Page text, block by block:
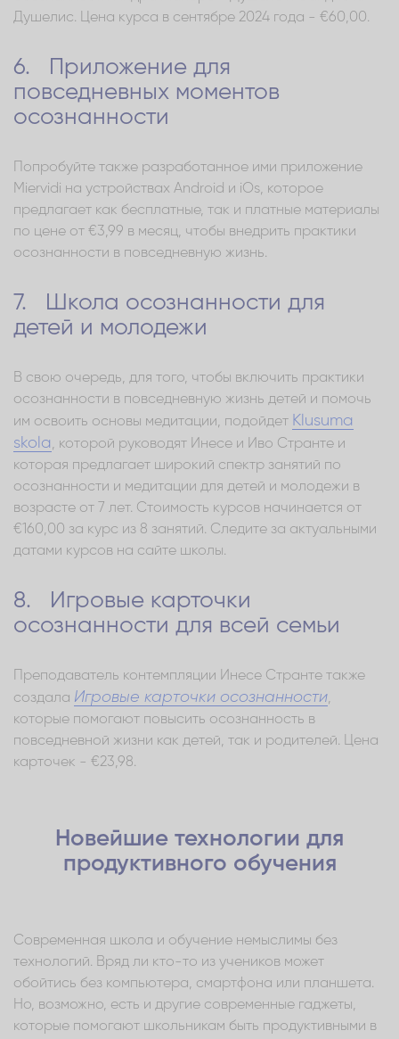
Душелис. Цена курса в сентябре 2024 года - €60,00.
6. Приложение для
повседневных моментов
осознанности
Попробуйте также разработанное ими приложение
Miervidi на устройствах Android и iOs, которое
предлагает как бесплатные, так и платные материалы
по цене от €3,99 в месяц, чтобы внедрить практики
осознанности в повседневную жизнь.
7. Школа осознанности для
детей и молодежи
В свою очередь, для того, чтобы включить практики
осознанности в повседневную жизнь детей и помочь
им освоить основы медитации, подойдет Klusuma
skola, которой руководят Инесе и Иво Странте и
которая предлагает широкий спектр занятий по
осознанности и медитации для детей и молодежи в
возрасте от 7 лет. Стоимость курсов начинается от
€160,00 за курс из 8 занятий. Следите за актуальными
датами курсов на сайте школы.
8. Игровые карточки
осознанности для всей семьи
Преподаватель контемпляции Инесе Странте также
создала Игровые карточки осознанности,
которые помогают повысить осознанность в
повседневной жизни как детей, так и родителей. Цена
карточек - €23,98.
Новейшие технологии для
продуктивного обучения
Современная школа и обучение немыслимы без
технологий. Вряд ли кто-то из учеников может
обойтись без компьютера, смартфона или планшета.
Но, возможно, есть и другие современные гаджеты,
которые помогают школьникам быть продуктивными в